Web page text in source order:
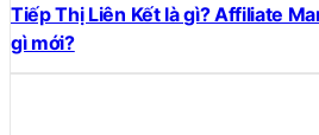
Tiếp Thị Liên Kết là gì? Affiliate
gì mới?